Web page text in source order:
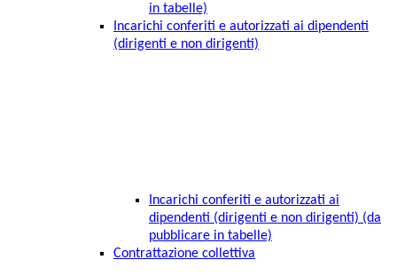
in tabelle)
Incarichi conferiti e autorizzati ai dipendenti
(dirigenti e non dirigenti)
Incarichi conferiti e autorizzati ai
dipendenti (dirigenti e non dirigenti) (da
pubblicare in tabelle)
Contrattazione collettiva